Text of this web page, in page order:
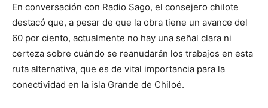
En conversación con Radio Sago, el consejero chilote
destacó que, a pesar de que la obra tiene un avance del
60 por ciento, actualmente no hay una señal clara ni
certeza sobre cuándo se reanudarán los trabajos en esta
ruta alternativa, que es de vital importancia para la
conectividad en la isla Grande de Chiloé.